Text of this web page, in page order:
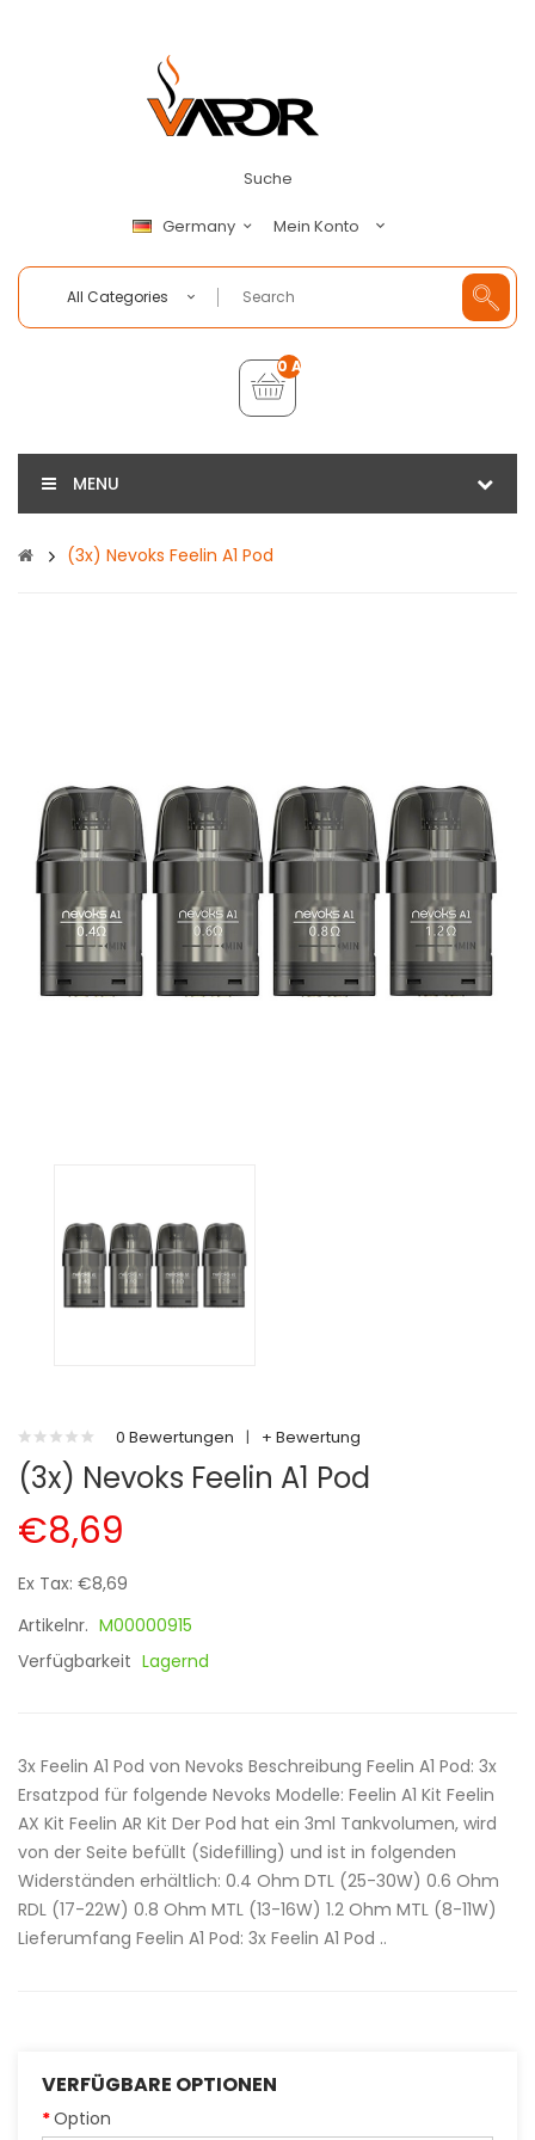
Suche
Germany Mein Konto
All Categories
0 Artikel - €0,00
MENU
(3x) Nevoks Feelin A1 Pod
0 Bewertungen | + Bewertung
(3x) Nevoks Feelin A1 Pod
€8,69
Ex Tax: €8,69
Artikelnr. M00000915
Verfügbarkeit Lagernd
3x Feelin A1 Pod von Nevoks Beschreibung Feelin A1 Pod: 3x
Ersatzpod für folgende Nevoks Modelle: Feelin A1 Kit Feelin
AX Kit Feelin AR Kit Der Pod hat ein 3ml Tankvolumen, wird
von der Seite befüllt (Sidefilling) und ist in folgenden
Widerständen erhältlich: 0.4 Ohm DTL (25-30W) 0.6 Ohm
RDL (17-22W) 0.8 Ohm MTL (13-16W) 1.2 Ohm MTL (8-11W)
Lieferumfang Feelin A1 Pod: 3x Feelin A1 Pod ..
VERFÜGBARE OPTIONEN
Option